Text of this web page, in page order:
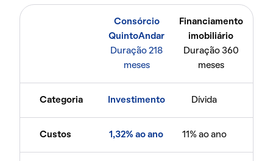
Consórcio
QuintoAndar
Duração 218
meses
Financiamento
imobiliário
Duração 360
meses
Categoria Investimento Dívida
Custos 1,32% ao ano 11% ao ano